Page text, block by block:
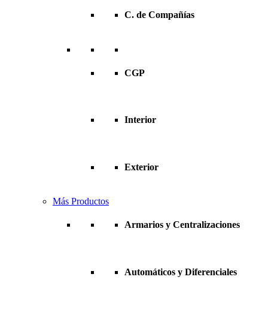
C. de Compañías
CGP
Interior
Exterior
Más Productos
Armarios y Centralizaciones
Automáticos y Diferenciales